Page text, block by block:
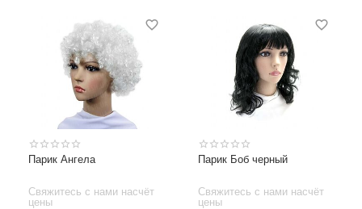
Парик Ангела
Свяжитесь с нами насчёт
цены
Парик Боб черный
Свяжитесь с нами насчёт
цены